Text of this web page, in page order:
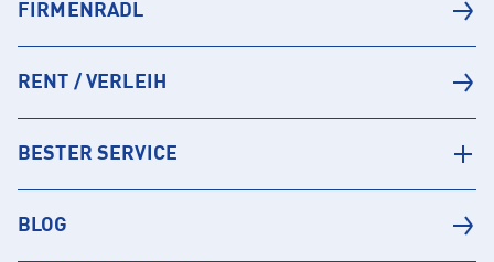
FIRMENRADL
RENT / VERLEIH
BESTER SERVICE
BLOG